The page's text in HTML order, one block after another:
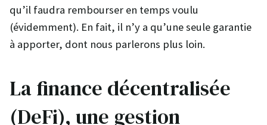
qu’il faudra rembourser en temps voulu
(évidemment). En fait, il n’y a qu’une seule garantie
à apporter, dont nous parlerons plus loin.
La finance décentralisée
(DeFi), une gestion